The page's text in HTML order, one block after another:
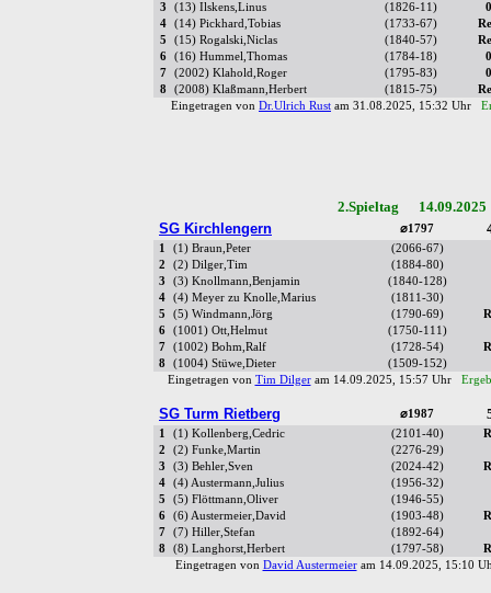
3
(13) Ilskens,Linus (1826-11)
4
(14) Pickhard,Tobias (1733-67)
5
(15) Rogalski,Niclas (1840-57)
6
(16) Hummel,Thomas (1784-18)
7
(2002) Klahold,Roger (1795-83)
8
(2008) Klaßmann,Herbert (1815-75)
Eingetragen von Dr.Ulrich Rust am 31.08.2025, 15:32 Uhr
2.Spieltag
SG Kirchlengern
⌀1797
1 (1) Braun,Peter
(2066-67)
2
(2) Dilger,Tim (1884-80)
3
(3) Knollmann,Benjamin (1840-128)
4
(4) Meyer zu Knolle,Marius (1811-30)
5
(5) Windmann,Jörg (1790-69)
6
(1001) Ott,Helmut (1750-111)
7
(1002) Bohm,Ralf (1728-54)
8
(1004) Stüwe,Dieter (1509-152)
Eingetragen von Tim Dilgeram 14.09.2025, 15:57 Uhr
SG Turm Rietberg ⌀1987
1 (1) Kollenberg,Cedric (2101-40)
2
(2) Funke,Martin (2276-29)
3
(3) Behler,Sven (2024-42)
4
(4) Austermann,Julius (1956-32)
5
(5) Flöttmann,Oliver (1946-55)
6
(6) Austermeier,David (1903-48)
7
(7) Hiller,Stefan (1892-64)
8
(8) Langhorst,Herbert (1797-58)
Eingetragen von David Austermeieram 14.09.2025, 15:10